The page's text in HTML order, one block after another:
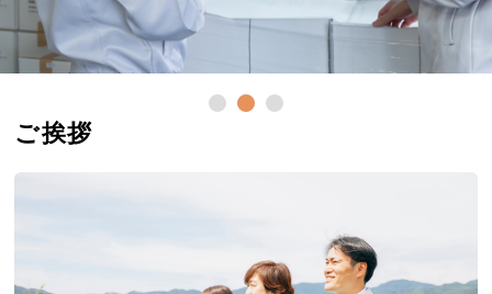
ご挨拶